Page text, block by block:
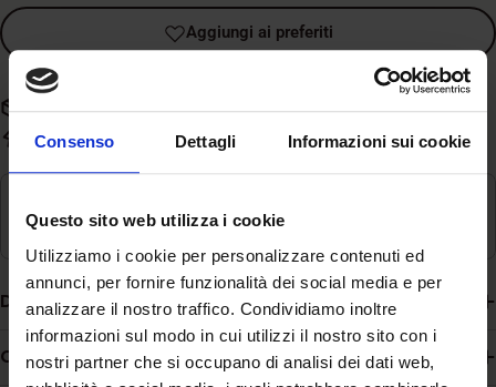
Consenso Dettagli Informazioni sui cookie
Questo sito web utilizza i cookie
Utilizziamo i cookie per personalizzare contenuti ed
annunci, per fornire funzionalità dei social media e per
analizzare il nostro traffico. Condividiamo inoltre
informazioni sul modo in cui utilizzi il nostro sito con i
nostri partner che si occupano di analisi dei dati web,
Aggiungi ai preferiti
Spedizione gratuita con spesa superiore a 59€
Evasione rapida in 3-5 giorni lavorativi
Di solito pronto in 24 ore
Descrizione
Composizione